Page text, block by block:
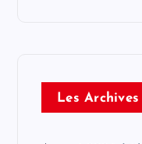
Les Archives